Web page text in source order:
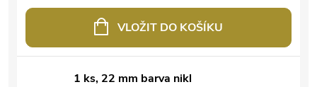
VLOŽIT DO KOŠÍKU
1 ks, 22 mm barva nikl